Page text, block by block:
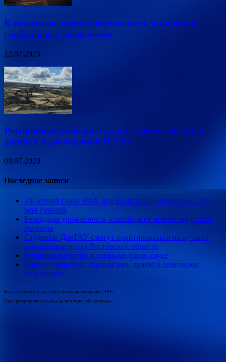
Климатолог оценил вероятность ускорения
глобального потепления
12.07.2020
Росприроднадзор рассказал о недостоверных
данных в декларации НТЭК
09.07.2020
Последние записи
40-летний глава КФХ под Волгоградом присвоил 4,8
млн грантов
Рекордная урожайность пшеницы от новозеландского
фермера
Студенты ДонГАУ смогут практиковаться на лучших
агропредприятиях Ростовской области
Куриные котлетки в соево-медовом соусе
Салат с творогом, абрикосами, льном и семечками
подсолнуха
На сайте могут быть опубликованы материалы 18+!
При цитировании ссылка на источник обязательна.